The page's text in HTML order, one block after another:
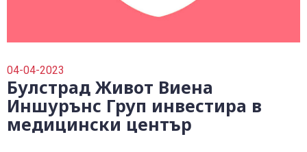
0700 18 800
04-04-2023
Булстрад Живот Виена
Иншурънс Груп инвестира в
медицински център